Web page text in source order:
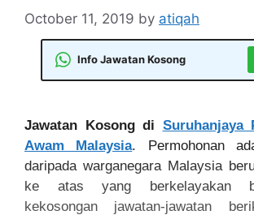
October 11, 2019 by atiqah
Info Jawatan Kosong
Jawatan Kosong di Suruhanjaya
Awam Malaysia.
Permohonan
daripada warganegara Malaysia
ke atas yang berkelayakan
kekosongan jawatan-jawatan